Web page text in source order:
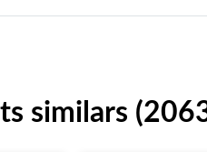
similars